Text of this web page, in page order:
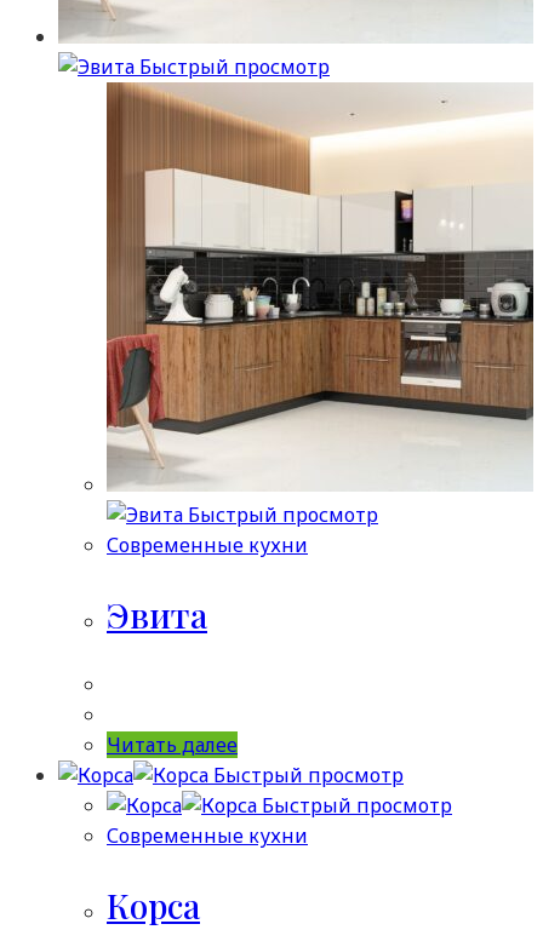
Быстрый просмотр
Быстрый просмотр
Современные кухни
Эвита
Читать далее
Быстрый просмотр
Быстрый просмотр
Современные кухни
Корса